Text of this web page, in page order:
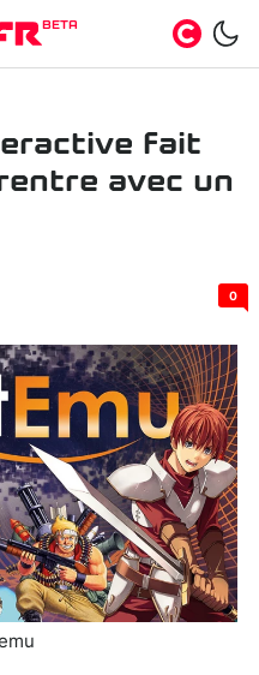
BETA
fait
avec un
0